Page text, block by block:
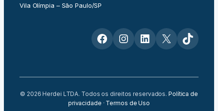
Vila Olímpia – São Paulo/SP
Facebook Instagram LinkedIn X TikTok
© 2026 Herdei LTDA. Todos os direitos reservados.Política de
privacidade · Termos de Uso